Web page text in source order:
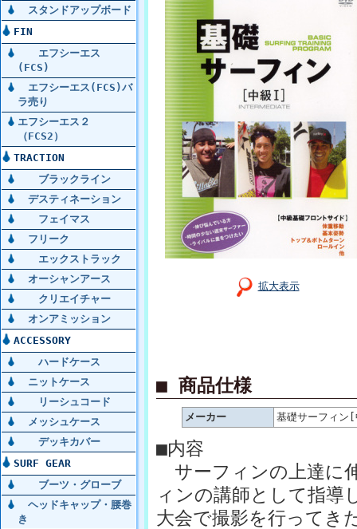
スタンドアップボード
FIN
エフシーエス
(FCS)
エフシーエス(FCS)バ
ラ売り
エフシーエス２
（FCS2）
TRACTION
ブラックライン
デスティネーション
フェイマス
フリーク
エックストラック
オーシャンアース
クリエイチャー
オンアミッション
ACCESSORY
ハードケース
ニットケース
リーシュコード
メッシュケース
デッキカバー
SURF GEAR
ブーツ・グローブ
ヘッドキャップ・腰巻
き
拡大表示
■ 商品仕様
メーカー 基礎サーフィン
■内容
サーフィンの上達に
ィンの講師として指導
大会で撮影を行ってき